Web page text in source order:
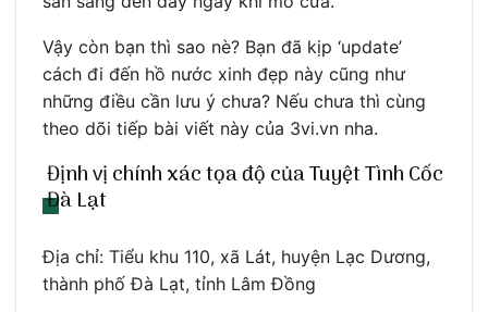
Vậy còn bạn thì sao nè? Bạn đã kịp ‘update’
cách đi đến hồ nước xinh đẹp này cũng như
những điều cần lưu ý chưa? Nếu chưa thì cùng
theo dõi tiếp bài viết này của 3vi.vn nha.
Định vị chính xác tọa độ của Tuyệt Tình Cốc
Đà Lạt
Địa chỉ: Tiểu khu 110, xã Lát, huyện Lạc Dương,
thành phố Đà Lạt, tỉnh Lâm Đồng